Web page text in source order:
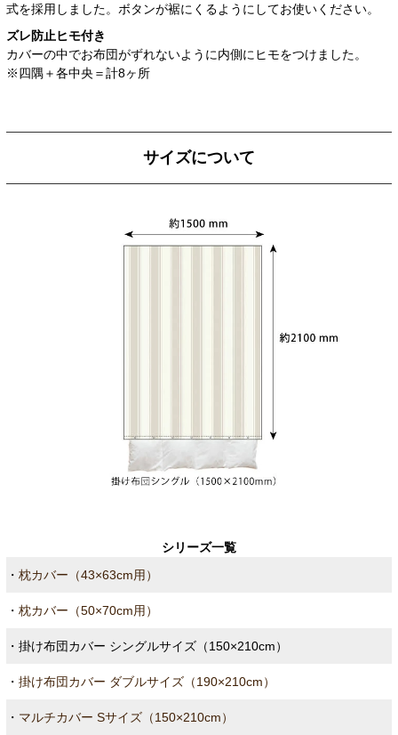
式を採用しました。ボタンが裾にくるようにしてお使いください。
ズレ防止ヒモ付き
カバーの中でお布団がずれないように内側にヒモをつけました。
※四隅＋各中央＝計8ヶ所
サイズについて
シリーズ一覧
・ 枕カバー（43×63cm用）
・ 枕カバー（50×70cm用）
・掛け布団カバー シングルサイズ（150×210cm）
・ 掛け布団カバー ダブルサイズ（190×210cm）
・ マルチカバー Sサイズ（150×210cm）